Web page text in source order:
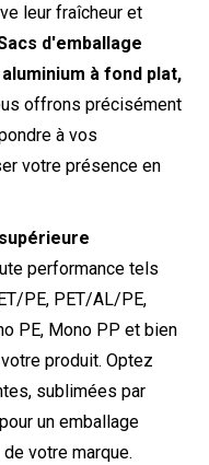
leur fraîcheur et
d'emballage
à fond plat,
offrons précisément
à vos
votre présence en
performance tels
PE, PET/AL/PE,
PE, Mono PP et bien
produit. Optez
sublimées par
un emballage
votre marque.